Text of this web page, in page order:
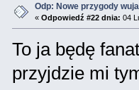
Odp: Nowe przygody
« Odpowiedź #22 dnia: 04
To ja będę
przyjdzie mi